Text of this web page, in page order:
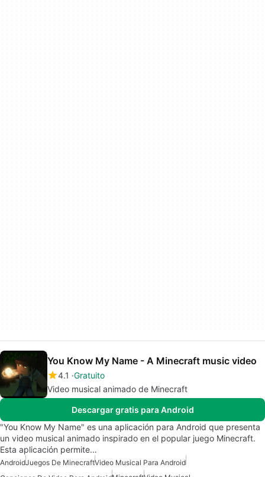
You Know My Name - A Minecraft music video
4.1 Gratuito
Video musical animado de Minecraft
Descargar gratis para Android
"You Know My Name" es una aplicación para Android que presenta
un video musical animado inspirado en el popular juego Minecraft.
Esta aplicación permite…
AndroidJuegos De MinecraftVideo Musical Para Android